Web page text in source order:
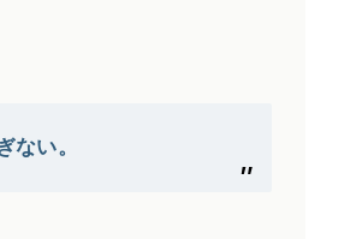
ない。